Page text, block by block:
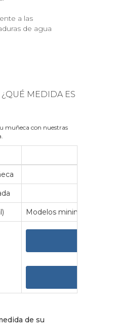
a las
de agua
¿QUÉ MEDIDA ES
muñeca con nuestras
Modelos minimalistas y
de su